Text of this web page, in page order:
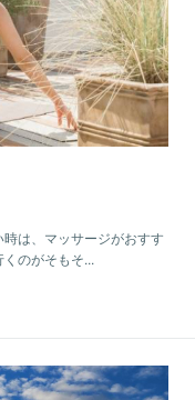
は、マッサージがおすす
のがそもそ...